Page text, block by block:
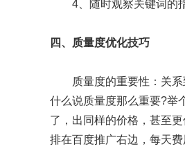
4、随时观察关键词的
四、质量度优化技巧
质量度的重要性：关
什么说质量度那么重要?举
了，出同样的价格，甚至
排在百度推广右边，每天